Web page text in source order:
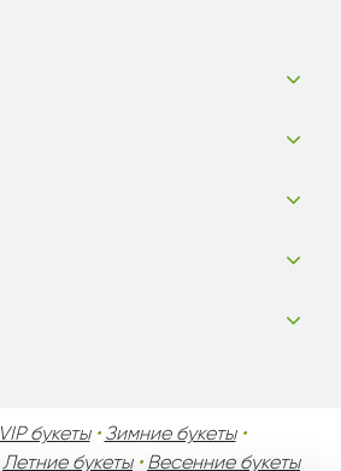
VIP букеты• Зимние букеты•
Летние букеты• Весенние букеты